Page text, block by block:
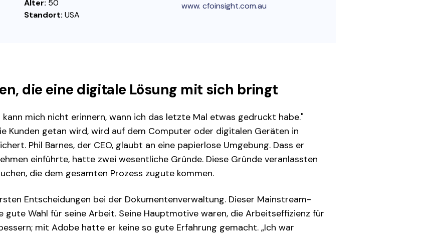
Alter: 50
Standort: USA
www. cfoinsight.com.au
die eine digitale Lösung mit sich bringt
kann mich nicht erinnern, wann ich das letzte Mal etwas gedruckt habe."
Kunden getan wird, wird auf dem Computer oder digitalen Geräten in
Phil Barnes, der CEO, glaubt an eine papierlose Umgebung. Dass er
einführte, hatte zwei wesentliche Gründe. Diese Gründe veranlassten
die dem gesamten Prozess zugute kommen.
Entscheidungen bei der Dokumentenverwaltung. Dieser Mainstream-
gute Wahl für seine Arbeit. Seine Hauptmotive waren, die Arbeitseffizienz für
mit Adobe hatte er keine so gute Erfahrung gemacht. „Ich war